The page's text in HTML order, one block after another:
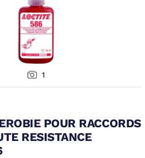
1
POUR RACCORDS
RESISTANCE